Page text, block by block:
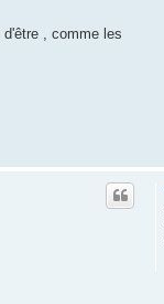
, comme les